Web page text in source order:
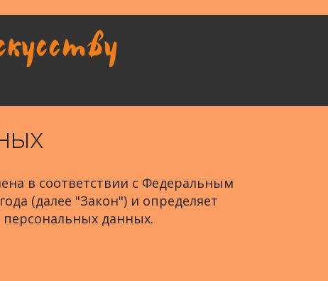
в соответствии с Федеральным
(далее "Закон") и определяет
данных.